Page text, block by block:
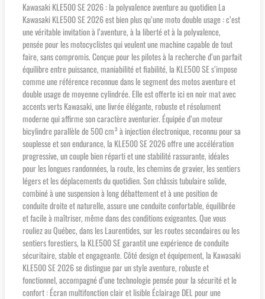
Kawasaki KLE500 SE 2026 : la polyvalence aventure au quotidien La
Kawasaki KLE500 SE 2026 est bien plus qu’une moto double usage : c’est
une véritable invitation à l’aventure, à la liberté et à la polyvalence,
pensée pour les motocyclistes qui veulent une machine capable de tout
faire, sans compromis. Conçue pour les pilotes à la recherche d’un parfait
équilibre entre puissance, maniabilité et fiabilité, la KLE500 SE s’impose
comme une référence reconnue dans le segment des motos aventure et
double usage de moyenne cylindrée. Elle est offerte ici en noir mat avec
accents verts Kawasaki, une livrée élégante, robuste et résolument
moderne qui affirme son caractère aventurier. Équipée d’un moteur
bicylindre parallèle de 500 cm³ à injection électronique, reconnu pour sa
souplesse et son endurance, la KLE500 SE 2026 offre une accélération
progressive, un couple bien réparti et une stabilité rassurante, idéales
pour les longues randonnées, la route, les chemins de gravier, les sentiers
légers et les déplacements du quotidien. Son châssis tubulaire solide,
combiné à une suspension à long débattement et à une position de
conduite droite et naturelle, assure une conduite confortable, équilibrée
et facile à maîtriser, même dans des conditions exigeantes. Que vous
rouliez au Québec, dans les Laurentides, sur les routes secondaires ou les
sentiers forestiers, la KLE500 SE garantit une expérience de conduite
sécuritaire, stable et engageante. Côté design et équipement, la Kawasaki
KLE500 SE 2026 se distingue par un style aventure, robuste et
fonctionnel, accompagné d’une technologie pensée pour la sécurité et le
confort : Écran multifonction clair et lisible Éclairage DEL pour une